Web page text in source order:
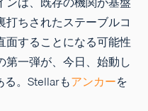
ちされたステーブルコ
面することになる可能性
一弾が、今日、始動し
。Stellarもアンカーを